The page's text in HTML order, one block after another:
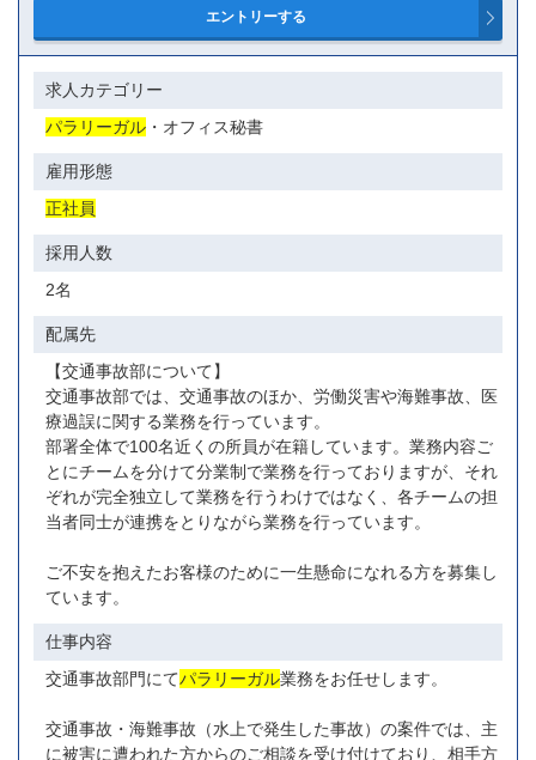
求人カテゴリー
パラリーガル ・オフィス秘書
雇用形態
正社員
採用人数
2名
配属先
【交通事故部について】
交通事故部では、交通事故のほか、労働災害や海難事故、医
療過誤に関する業務を行っています。
部署全体で100名近くの所員が在籍しています。業務内容ご
とにチームを分けて分業制で業務を行っておりますが、それ
ぞれが完全独立して業務を行うわけではなく、各チームの担
当者同士が連携をとりながら業務を行っています。
ご不安を抱えたお客様のために一生懸命になれる方を募集し
ています。
仕事内容
交通事故部門にてパラリーガル業務をお任せします。
交通事故・海難事故（水上で発生した事故）の案件では、主
に被害に遭われた方からのご相談を受け付けており、相手方